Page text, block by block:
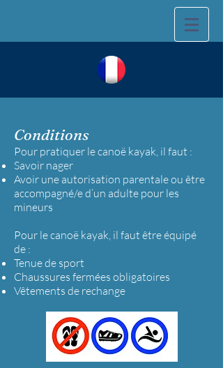
Conditions
Pour pratiquer le canoë kayak, il faut :
Savoir nager
Avoir une autorisation parentale ou être
accompagné/e d’un adulte pour les
mineurs
Pour le canoë kayak, il faut être équipé
de :
Tenue de sport
Chaussures fermées obligatoires
Vêtements de rechange